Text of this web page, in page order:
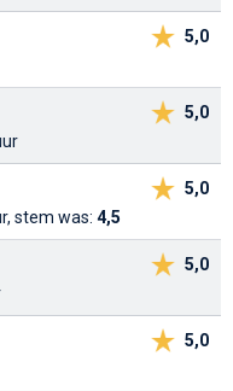
5,0
5,0
5,0
stem was: 4,5
5,0
5,0